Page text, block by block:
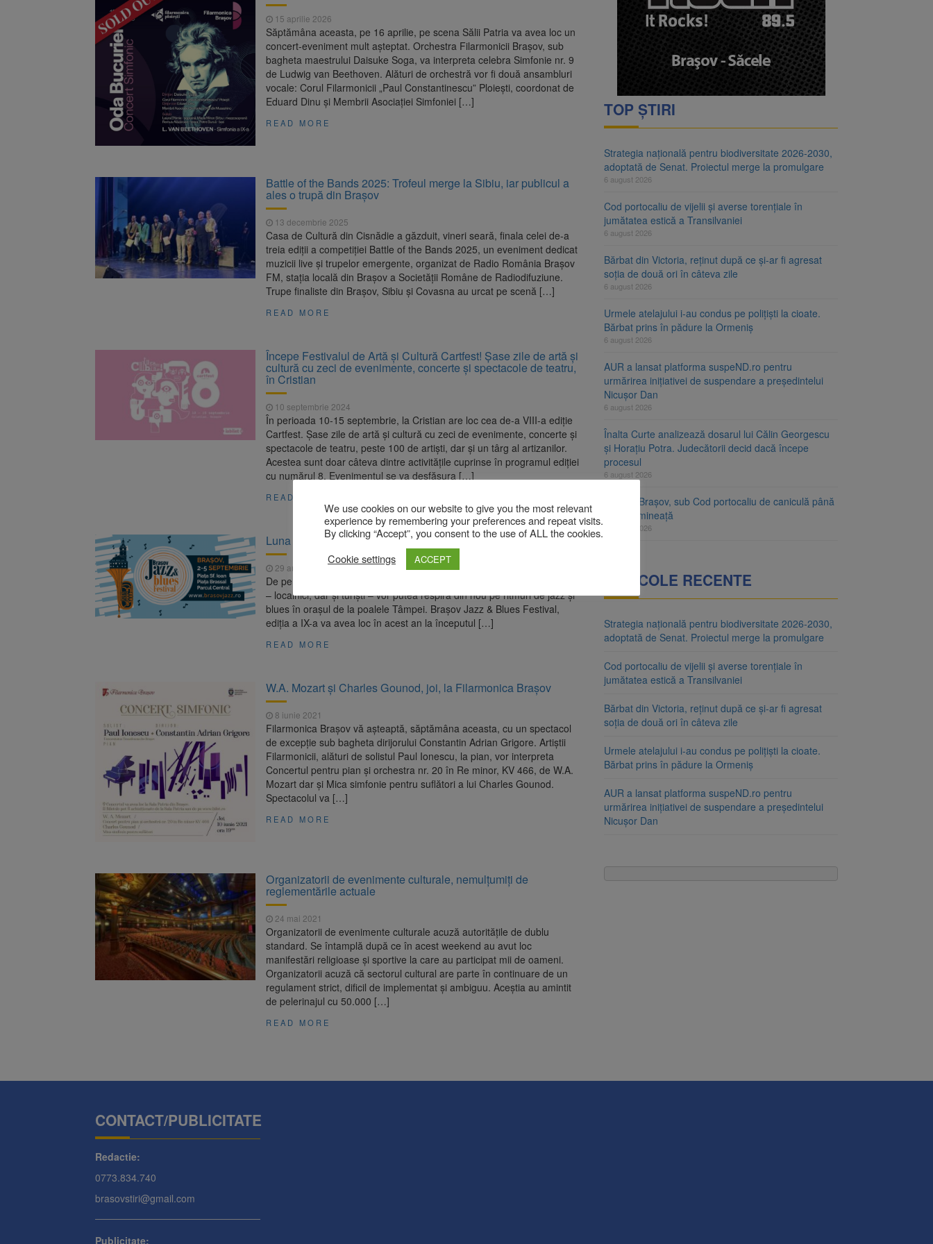
6 august 2026
Înalta Curte analizează dosarul lui Călin Georgescu și Horațiu Potra. Judecătorii decid dacă începe
procesul
6 august 2026 Strategia națională pentru biodiversitate 2026-2030, adoptată de Senat. Proiectul merge la promulgare
15 aprilie 2026
Săptămâna aceasta, pe 16 aprilie, pe scena Sălii Patria va avea loc un
concert-eveniment mult așteptat. Orchestra Filarmonicii Brașov, sub
bagheta maestrului Daisuke Soga, va interpreta celebra Simfonie nr. 9
de Ludwig van Beethoven. Alături de orchestră vor fi două ansambluri
vocale: Corul Filarmonicii „Paul Constantinescu” Ploiești, coordonat de
Eduard Dinu și Membrii Asociației Simfoniei […]
READ MORE
Battle of the Bands 2025: Trofeul merge la Sibiu, iar publicul a
ales o trupă din Brașov
13 decembrie 2025
Casa de Cultură din Cisnădie a găzduit, vineri seară, finala celei de-a
treia ediții a competiției Battle of the Bands 2025, un eveniment dedicat
muzicii live și trupelor emergente, organizat de Radio România Brașov
FM, stația locală din Brașov a Societății Române de Radiodifuziune.
Trupe finaliste din Brașov, Sibiu și Covasna au urcat pe scenă […]
READ MORE
Începe Festivalul de Artă și Cultură Cartfest! Șase zile de artă și
cultură cu zeci de evenimente, concerte și spectacole de teatru,
în Cristian
10 septembrie 2024
În perioada 10-15 septembrie, la Cristian are loc cea de-a VIII-a ediție
Cartfest. Șase zile de artă și cultură cu zeci de evenimente, concerte și
spectacole de teatru, peste 100 de artiști, dar și un târg al artizanilor.
Acestea sunt doar câteva dintre activitățile cuprinse în programul ediției
cu numărul 8. Evenimentul se va desfășura […]
READ MORE
Luna septembrie începe la Brașov în ritmuri de jazz și blues
29 august 2021
De pe 2 și până pe 5 septembrie 2021 toți cei care se găsesc în Brașov
– localnici, dar și turiști – vor putea respira din nou pe ritmuri de jazz și
blues în orașul de la poalele Tâmpei. Brașov Jazz & Blues Festival,
ediția a IX-a va avea loc în acest an la începutul […]
READ MORE
W.A. Mozart și Charles Gounod, joi, la Filarmonica Brașov
8 iunie 2021
Filarmonica Brașov vă așteaptă, săptămâna aceasta, cu un spectacol
de excepție sub bagheta dirijorului Constantin Adrian Grigore. Artiștii
Filarmonicii, alături de solistul Paul Ionescu, la pian, vor interpreta
Concertul pentru pian și orchestra nr. 20 în Re minor, KV 466, de W.A.
Mozart dar și Mica simfonie pentru suflători a lui Charles Gounod.
Spectacolul va […]
READ MORE
Organizatorii de evenimente culturale, nemulțumiți de
reglementările actuale
24 mai 2021
Organizatorii de evenimente culturale acuză autoritățile de dublu
standard. Se întamplă după ce în acest weekend au avut loc
manifestări religioase și sportive la care au participat mii de oameni.
Organizatorii acuză că sectorul cultural are parte în continuare de un
regulament strict, dificil de implementat și ambiguu. Aceștia au amintit
de pelerinajul cu 50.000 […]
READ MORE
TOP ȘTIRI
Strategia națională pentru biodiversitate 2026-2030,
adoptată de Senat. Proiectul merge la promulgare
6 august 2026
Cod portocaliu de vijelii și averse torențiale în
jumătatea estică a Transilvaniei
6 august 2026
Bărbat din Victoria, reținut după ce și-ar fi agresat
soția de două ori în câteva zile
6 august 2026
Urmele atelajului i-au condus pe polițiști la cioate.
Bărbat prins în pădure la Ormeniș
6 august 2026
AUR a lansat platforma suspeND.ro pentru
urmărirea inițiativei de suspendare a președintelui
Nicușor Dan
6 august 2026
Înalta Curte analizează dosarul lui Călin Georgescu
și Horațiu Potra. Judecătorii decid dacă începe
procesul
6 august 2026
Județul Brașov, sub Cod portocaliu de caniculă până
vineri dimineață
6 august 2026
ARTICOLE RECENTE
Strategia națională pentru biodiversitate 2026-2030,
adoptată de Senat. Proiectul merge la promulgare
Cod portocaliu de vijelii și averse torențiale în
jumătatea estică a Transilvaniei
Bărbat din Victoria, reținut după ce și-ar fi agresat
soția de două ori în câteva zile
Urmele atelajului i-au condus pe polițiști la cioate.
Bărbat prins în pădure la Ormeniș
AUR a lansat platforma suspeND.ro pentru
urmărirea inițiativei de suspendare a președintelui
Nicușor Dan
CONTACT/PUBLICITATE
Redactie:
0773.834.740
brasovstiri@gmail.com
Publicitate:
We use cookies on our website to give you the most relevant
experience by remembering your preferences and repeat visits.
By clicking “Accept”, you consent to the use of ALL the cookies.
Cookie settings
ACCEPT